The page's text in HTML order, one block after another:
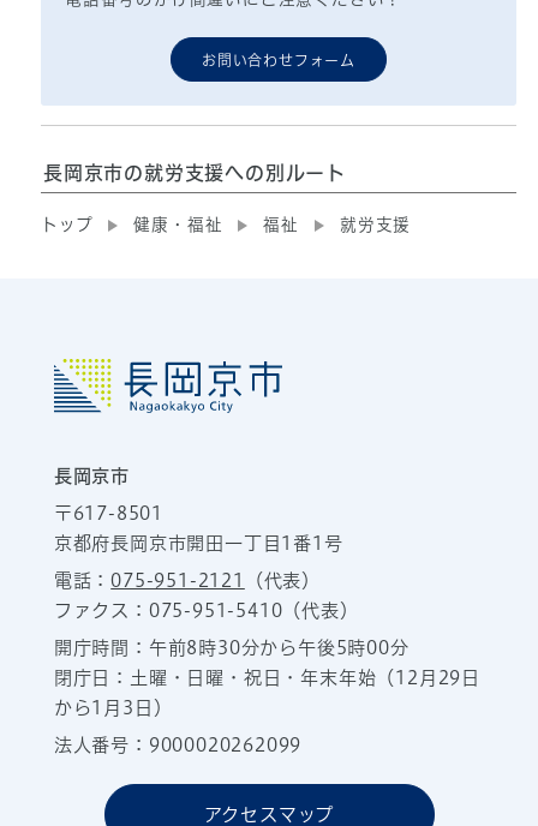
お問い合わせフォーム
長岡京市の就労支援への別ルート
トップ 健康・福祉 福祉 就労支援
長岡京市
〒617-8501
京都府長岡京市開田一丁目1番1号
電話：075-951-2121
（代表）
ファクス：075-951-5410（代表）
開庁時間：午前8時30分から午後5時00分
閉庁日：土曜・日曜・祝日・年末年始（12月29日
から1月3日）
法人番号：9000020262099
アクセスマップ